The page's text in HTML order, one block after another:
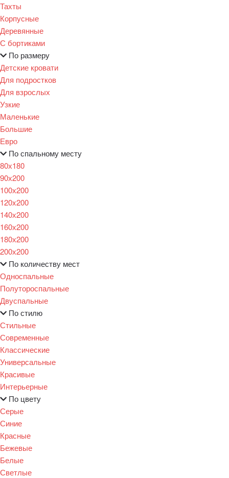
Тахты
Корпусные
Деревянные
С бортиками
По размеру
Детские кровати
Для подростков
Для взрослых
Узкие
Маленькие
Большие
Евро
По спальному месту
80х180
90х200
100х200
120x200
140х200
160х200
180х200
200х200
По количеству мест
Односпальные
Полутороспальные
Двуспальные
По стилю
Стильные
Современные
Классические
Универсальные
Красивые
Интерьерные
По цвету
Серые
Синие
Красные
Бежевые
Белые
Светлые